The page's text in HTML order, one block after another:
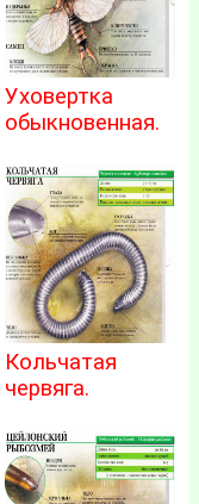
Уховертка
обыкновенная.
Кольчатая
червяга.